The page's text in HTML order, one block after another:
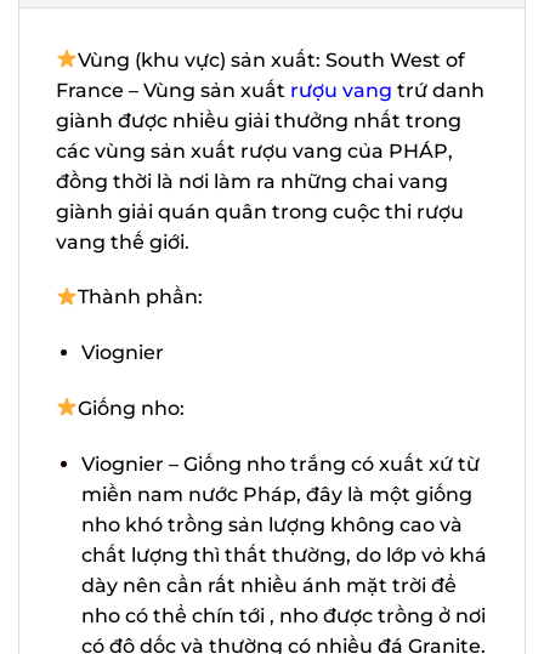
Vùng (khu vực) sản xuất: South West of
France – Vùng sản xuất rượu vang trứ
danh giành được nhiều giải thưởng nhất
trong các vùng sản xuất rượu vang của
PHÁP, đồng thời là nơi làm ra những chai
vang giành giải quán quân trong cuộc thi
rượu vang thế giới.
Thành phần:
Viognier
Giống nho:
Viognier – Giống nho trắng có xuất xứ
từ miền nam nước Pháp, đây là một
giống nho khó trồng sản lượng không
cao và chất lượng thì thất thường, do
lớp vỏ khá dày nên cần rất nhiều ánh
mặt trời để nho có thể chín tới , nho
được trồng ở nơi có độ dốc và thường